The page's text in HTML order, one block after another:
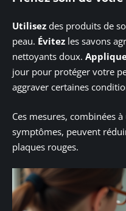
Utilisez des produits de
peau. Évitez les savons
nettoyants doux.
jour pour protéger votre
aggraver certaines
Ces mesures, combinées
symptômes, peuvent
plaques rouges.